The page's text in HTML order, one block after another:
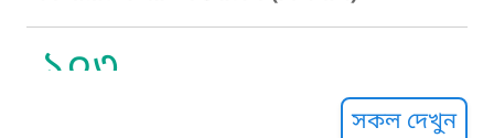
১০৩
সকল দেখুন